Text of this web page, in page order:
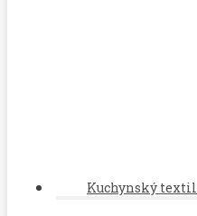
Kuchynský textil